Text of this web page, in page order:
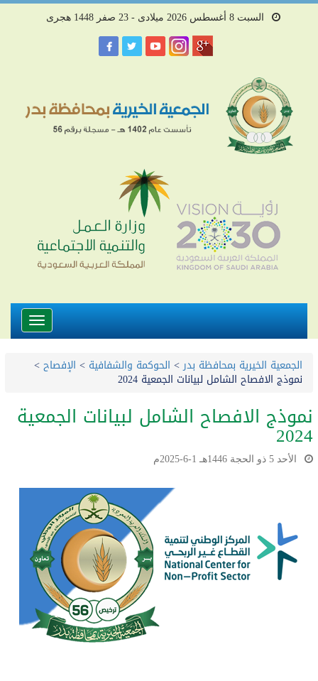
السبت 8 أغسطس 2026 ميلادى - 23 صفر 1448 هجرى
Toggle
الجمعية الخيرية بمحافظة بدر> الحوكمة والشفافية > الإفصاح>
نموذج الافصاح الشامل لبيانات الجمعية 2024
نموذج الافصاح الشامل لبيانات الجمعية
2024
الأحد 5 ذو الحجة 1446هـ 1-6-2025م